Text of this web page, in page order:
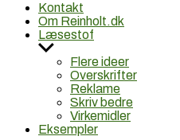
Kontakt
Om Reinholt.dk
Læsestof
Vis
undermenuFlere ideer
Overskrifter
Reklame
Skriv bedre
Virkemidler
Eksempler